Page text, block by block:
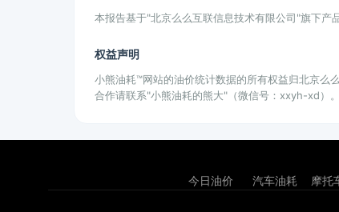
本报告基于"北京么么互联信息技术有限公司"旗下产
权益声明
小熊油耗™网站的油价统计数据的所有权益归北京么
合作请联系"小熊油耗的熊大"（微信号：xxyh-xd）。
今日油价 汽车油耗 摩托